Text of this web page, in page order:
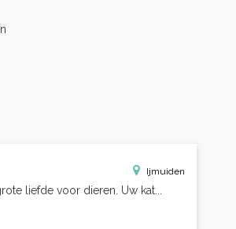
Ijmuiden
liefde voor dieren. Uw kat...